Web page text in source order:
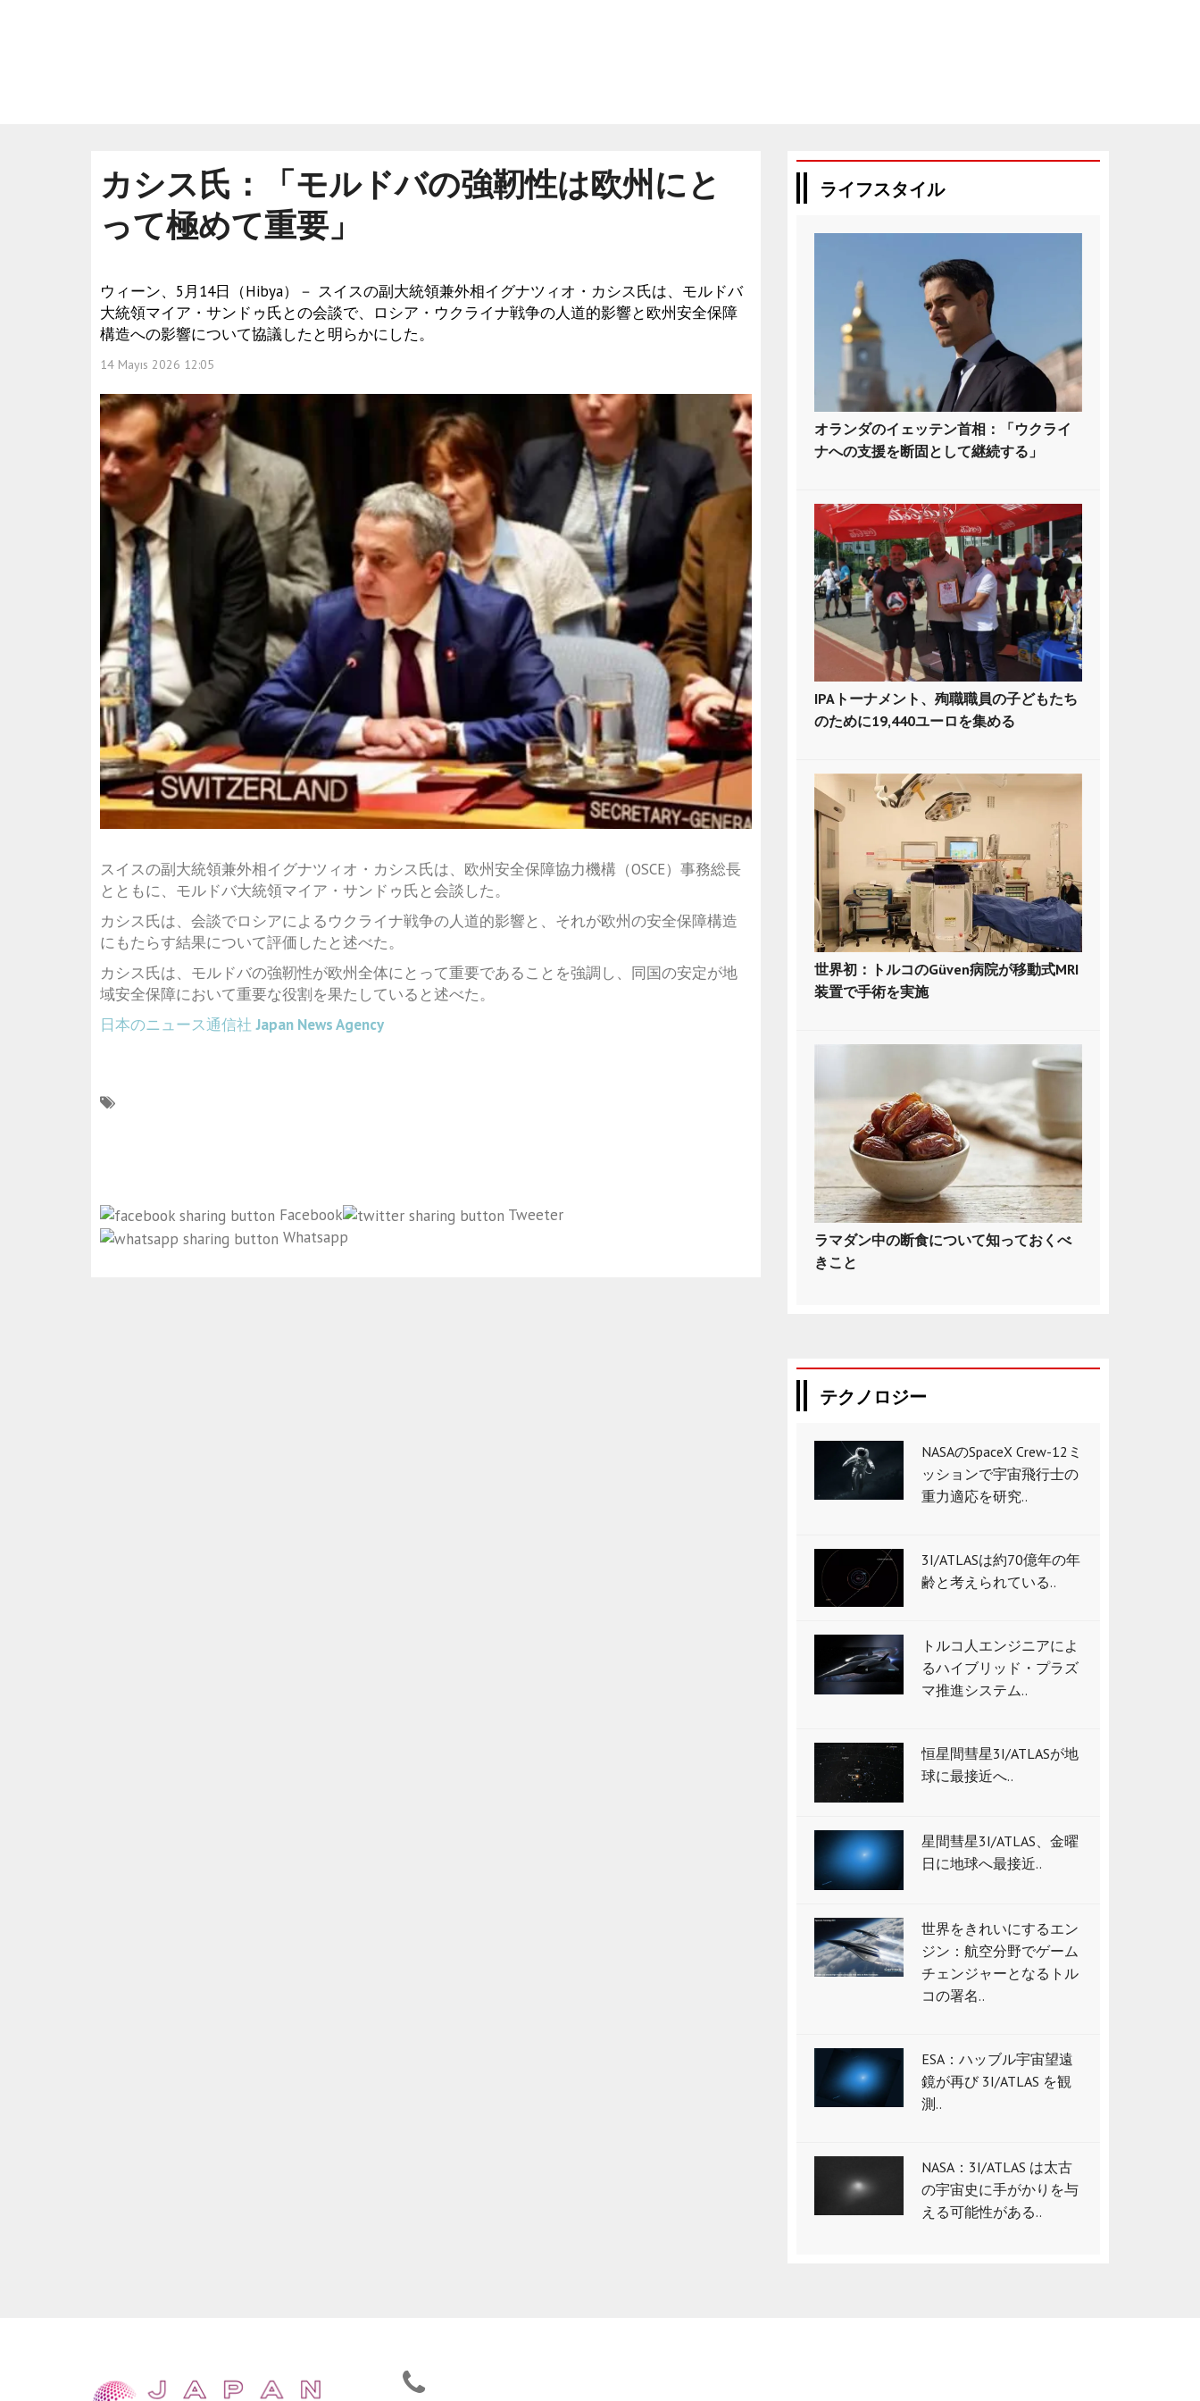
カシス氏：「モルドバの強靭性は欧州にと
って極めて重要」
ウィーン、5月14日（Hibya）－ スイスの副大統領兼外相イグナツィオ・カシス氏は、モルドバ
大統領マイア・サンドゥ氏との会談で、ロシア・ウクライナ戦争の人道的影響と欧州安全保障
構造への影響について協議したと明らかにした。
14 Mayıs 2026 12:05
スイスの副大統領兼外相イグナツィオ・カシス氏は、欧州安全保障協力機構（OSCE）事務総長
とともに、モルドバ大統領マイア・サンドゥ氏と会談した。
カシス氏は、会談でロシアによるウクライナ戦争の人道的影響と、それが欧州の安全保障構造
にもたらす結果について評価したと述べた。
カシス氏は、モルドバの強靭性が欧州全体にとって重要であることを強調し、同国の安定が地
域安全保障において重要な役割を果たしていると述べた。
日本のニュース通信社 Japan News Agency
Facebook
Tweeter
Whatsapp
ライフスタイル
オランダのイェッテン首相：「ウクライ
ナへの支援を断固として継続する」
IPAトーナメント、殉職職員の子どもたち
のために19,440ユーロを集める
世界初：トルコのGüven病院が移動式MRI
装置で手術を実施
ラマダン中の断食について知っておくべ
きこと
テクノロジー
NASAのSpaceX Crew-12ミ
ッションで宇宙飛行士の
重力適応を研究..
3I/ATLASは約70億年の年
齢と考えられている..
トルコ人エンジニアによ
るハイブリッド・プラズ
マ推進システム..
恒星間彗星3I/ATLASが地
球に最接近へ..
星間彗星3I/ATLAS、金曜
日に地球へ最接近..
世界をきれいにするエン
ジン：航空分野でゲーム
チェンジャーとなるトル
コの署名..
ESA：ハッブル宇宙望遠
鏡が再び 3I/ATLAS を観
測..
NASA：3I/ATLAS は太古
の宇宙史に手がかりを与
える可能性がある..